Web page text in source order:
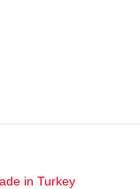
in Turkey